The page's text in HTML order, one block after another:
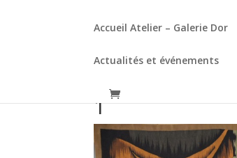
Accueil Atelier – Galerie Dor
Actualités et événements
1